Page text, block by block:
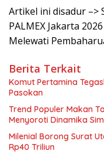
Artikel ini disadur –>
PALMEX Jakarta
Melewati
Berita Terkait
Komut Pertamina
Pasokan
Trend Populer Makan
Menyoroti Dinamika
Milenial Borong Surat
Rp40 Triliun